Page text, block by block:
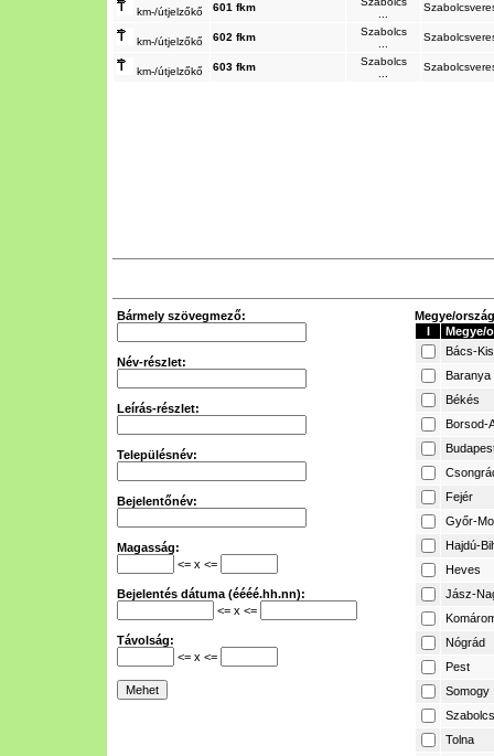
km-/útjelzőkő 601 fkm
km-/útjelzőkő 602 fkm
Szabolcs
km-/útjelzőkő 603 fkm
Szabolcs
Bármely szövegmező:
Név-részlet:
Leírás-részlet:
Településnév:
Bejelentőnév:
Magasság:
<= x <=
Bejelentés dátuma (éééé.hh.nn):
<= x <=
Távolság:
<= x <=
Megye/
I
Megye/
Bács-
Baranya
Békés
Borsod-
Fejér
Győr-
Hajdú-
Heves
Jász-
Nógrád
Pest
Somogy
Tolna